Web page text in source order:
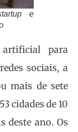
e
artificial para
sociais, a
mais de sete
cidades de 10
deste ano. Os